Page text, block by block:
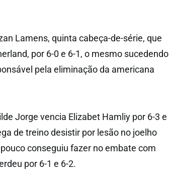
Lamens, quinta cabeça-de-série, que
por 6-0 e 6-1, o mesmo sucedendo
pela eliminação da americana
Jorge vencia Elizabet Hamliy por 6-3 e
de treino desistir por lesão no joelho
conseguiu fazer no embate com
por 6-1 e 6-2.